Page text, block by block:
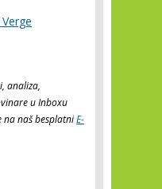
analiza,
u Inboxu
na naš besplatniE-